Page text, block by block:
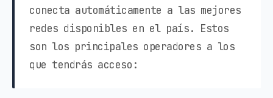
conecta automáticamente a las mejores
redes disponibles en el país. Estos
son los principales operadores a los
que tendrás acceso: